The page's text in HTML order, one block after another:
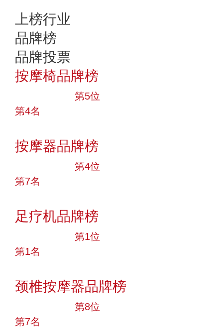
上榜行业
品牌榜
品牌投票
按摩椅品牌榜
第5位
第4名
按摩器品牌榜
第4位
第7名
足疗机品牌榜
第1位
第1名
颈椎按摩器品牌榜
第8位
第7名